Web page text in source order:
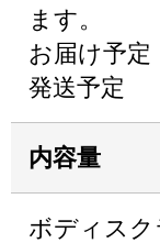
ます。
お届け予定
発送予定
内容量
ボディスク